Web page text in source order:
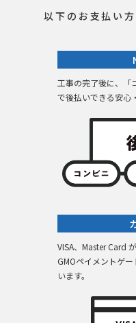
以下のお支払い
工事の完了後に、「
で後払いできる安心
VISA、Master Card
GMOペイメントゲ
います。